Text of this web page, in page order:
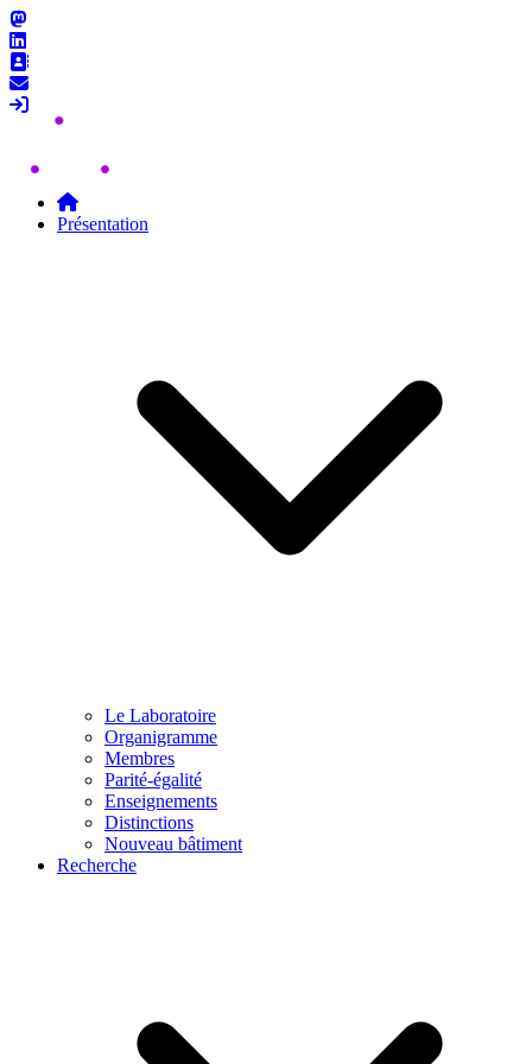
Skip to content
Présentation
Le Laboratoire
Organigramme
Membres
Parité-égalité
Enseignements
Distinctions
Nouveau bâtiment
Recherche